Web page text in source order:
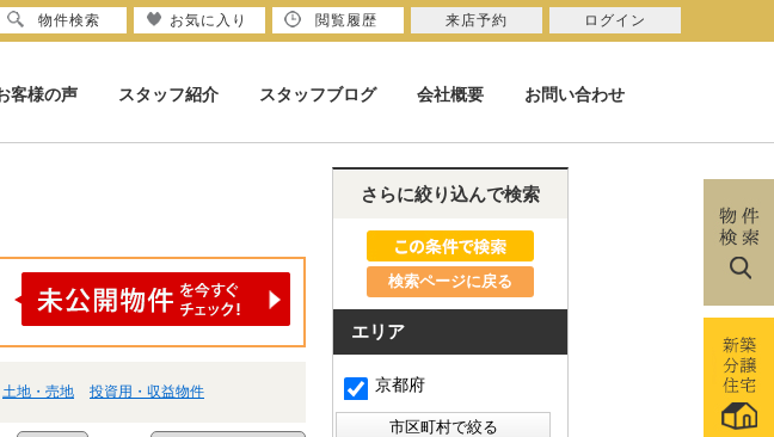
客様の声 スタッフ紹介 スタッフブログ 会社概要 お問い合わせ
土地・売地 投資用・収益物件
さらに絞り込んで検索
検索ページに戻る
エリア
京都府
物件検索 お気に入り 閲覧履歴 来店予約 ログイン